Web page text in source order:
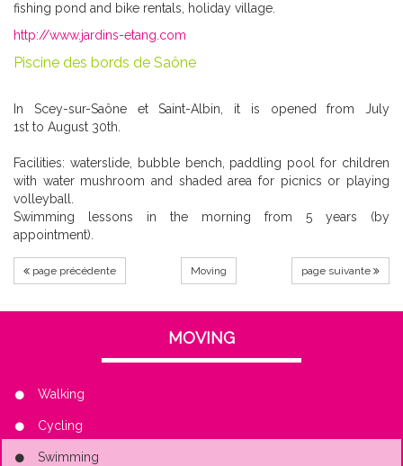
fishing pond and bike rentals, holiday village.
http://www.jardins-etang.com
Piscine des bords de Saône
In Scey-sur-Saône et Saint-Albin, it is opened from
July
1st to August 30th.
Facilities: waterslide, bubble bench, paddling pool for children
with water mushroom and shaded area for picnics or playing
volleyball.
Swimming lessons in the morning from 5 years (by
appointment).
page précédente Moving page suivante
MOVING
Walking
Cycling
Swimming